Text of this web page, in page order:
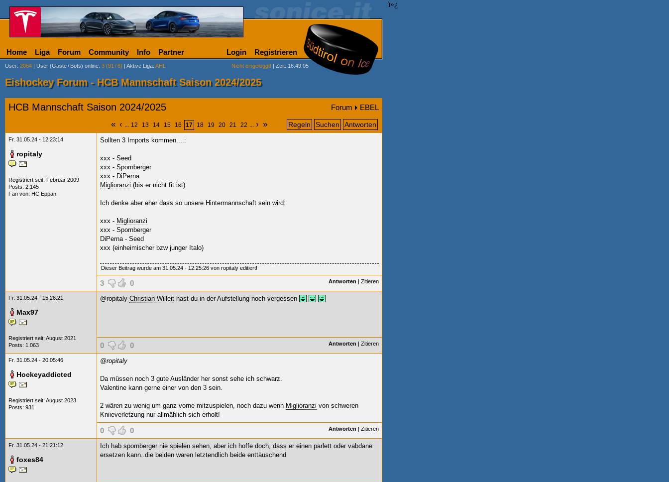
ï»¿
Home Liga Forum Community Info Partner Login Registrieren
User: 2064 | User (Gäste/ Bots) online: 3 (91 /8) | Aktive Liga: AHL Nicht eingeloggt! | Zeit: 16:49:05
Eishockey Forum - HCB Mannschaft Saison 2024/2025
HCB Mannschaft Saison 2024/2025 Forum EBEL
« ‹ ... 12 13 14 15 16 17 18 19 20 21 22 ... › » Regeln Suchen Antworten
Fr. 31.05.24 - 12:23:14
ropitaly
Registriert seit: Februar 2009
Posts: 2.145
Fan von: HC Eppan
Sollten 3 Imports kommen....:
xxx - Seed
xxx - Spornberger
xxx - DiPerna
Miglioranzi (bis er nicht fit ist)
Ich denke aber eher dass so unsere Hintermannschaft sein wird:
xxx - Miglioranzi
xxx - Spornberger
DiPerna - Seed
xxx (einheimischer bzw junger Italo)
Dieser Beitrag wurde am 31.05.24 - 12:25:26 von ropitaly editiert!
3 0 Antworten | Zitieren
Fr. 31.05.24 - 15:26:21
Max97
Registriert seit: August 2021
Posts: 1.063
@ropitaly Christian Willeit hast du in der Aufstellung noch vergessen
0 0 Antworten | Zitieren
Fr. 31.05.24 - 20:05:46
Hockeyaddicted
Registriert seit: August 2023
Posts: 931
@ropitaly
Da müssen noch 3 gute Ausländer her sonst sehe ich schwarz.
Valentine kann gerne einer von den 3 sein.
2 wären zu wenig um ganz vorne mitzuspielen, noch dazu wenn Miglioranzi von schweren
Kniieverletzung nur allmählich sich erholt!
0 0 Antworten | Zitieren
Fr. 31.05.24 - 21:21:12
foxes84
Ich hab spornberger nie spielen sehen, aber ich hoffe doch, dass er einen parlett oder vabdane
ersetzen kann..die beiden waren letztendlich beide enttäuschend